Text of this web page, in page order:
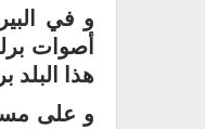
أصوات
هذا البلد
و على